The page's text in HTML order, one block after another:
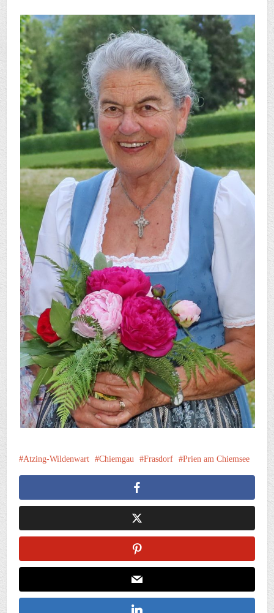
Atzing-Wildenwart Chiemgau Frasdorf Prien am Chiemsee